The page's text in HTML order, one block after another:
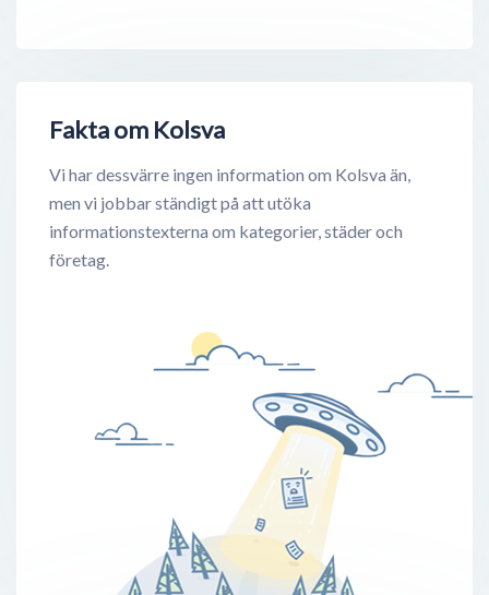
Fakta om Kolsva
Vi har dessvärre ingen information om Kolsva än,
men vi jobbar ständigt på att utöka
informationstexterna om kategorier, städer och
företag.